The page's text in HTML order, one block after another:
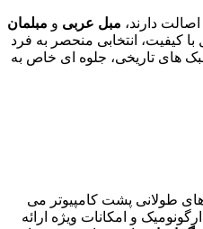
دارند، مبل عربی و مبلمان
با کیفیت، انتخابی منحصر به فرد
سبک های تاریخی، جلوه ای خاص به
طولانی پشت کامپیوتر می
و امکانات ویژه ارائه